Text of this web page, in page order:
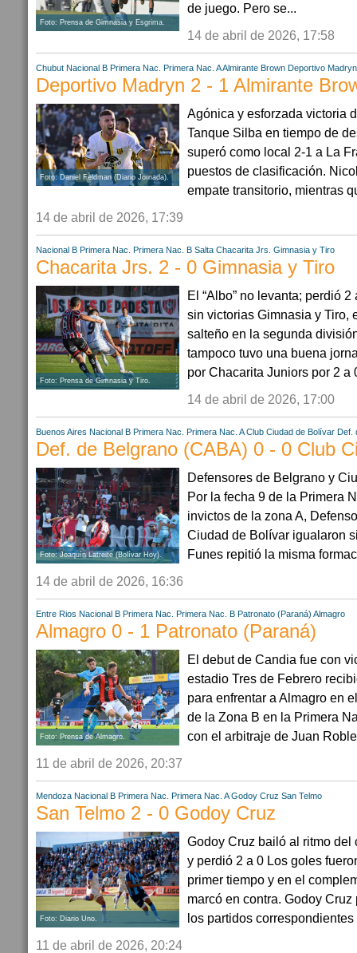
Foto: Prensa de Gimnasia y Esgrima.
de juego. Pero se...
14 de abril de 2026, 17:58
Chubut Nacional B Primera Nac. Primera Nac. AAlmirante Brown Deportivo Madryn
Deportivo Madryn 2 - 1 Almirante
Foto: Daniel Feldman (Diario Jornada).
Agónica y esforzada victoria
Tanque Silba en tiempo de
superó como local 2-1 a La
puestos de clasificación.
empate transitorio, mientras
14 de abril de 2026, 17:39
Nacional B Primera Nac. Primera Nac. B Salta Chacarita Jrs. Gimnasia y Tiro
Chacarita Jrs. 2 - 0 Gimnasia y Tiro
Foto: Prensa de Gimnasia y Tiro.
El “Albo” no levanta; perdió
sin victorias Gimnasia y Tiro,
salteño en la segunda
tampoco tuvo una buena
por Chacarita Juniors por 2 a
14 de abril de 2026, 17:00
Buenos Aires Nacional B Primera Nac. Primera Nac. A Club Ciudad de Bolívar Def.
Def. de Belgrano (CABA) 0 - 0 Club
Foto: Joaquín Latreite (Bolívar Hoy).
Defensores de Belgrano y
Por la fecha 9 de la Primera
invictos de la zona A,
Ciudad de Bolívar igualaron
Funes repitió la misma
14 de abril de 2026, 16:36
Entre Rios Nacional B Primera Nac. Primera Nac. B Patronato (Paraná) Almagro
Almagro 0 - 1 Patronato (Paraná)
Foto: Prensa de Almagro.
El debut de Candia fue con
estadio Tres de Febrero
para enfrentar a Almagro en
de la Zona B en la Primera
con el arbitraje de Juan
11 de abril de 2026, 20:37
Mendoza Nacional B Primera Nac. Primera Nac. A Godoy Cruz San Telmo
San Telmo 2 - 0 Godoy Cruz
Foto: Diario Uno.
Godoy Cruz bailó al ritmo
y perdió 2 a 0 Los goles
primer tiempo y en el
marcó en contra. Godoy
los partidos correspondientes
11 de abril de 2026, 20:24